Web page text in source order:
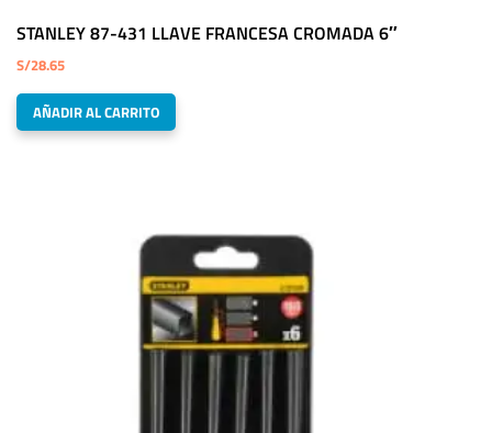
STANLEY 87-431 LLAVE FRANCESA CROMADA 6″
S/28.65
AÑADIR AL CARRITO